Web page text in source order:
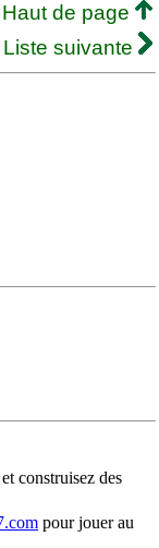
Haut de page
Liste suivante
construisez des
pour jouer au